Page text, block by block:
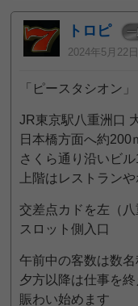
トロピ
2024年5月22
「ピースタシオン」
JR東京駅八重洲口
日本橋方面へ約200
さくら通り沿いビ
上階はレストラン
交差点カドを左（
スロット側入口
午前中の客数は数名
夕方以降は仕事を
賑わい始めます